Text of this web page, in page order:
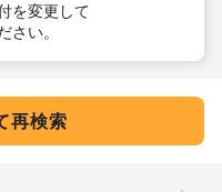
を変更して
さい。
再検索